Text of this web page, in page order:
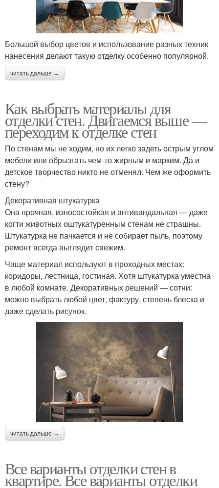
Большой выбор цветов и использование разных техник
нанесения делают такую отделку особенно популярной.
читать дальше →
Как выбрать материалы для
отделки стен. Двигаемся выше —
переходим к отделке стен
По стенам мы не ходим, но их легко задеть острым углом
мебели или обрызгать чем-то жирным и марким. Да и
детское творчество никто не отменял. Чем же оформить
стену?
Декоративная штукатурка
Она прочная, износостойкая и антивандальная — даже
когти животных оштукатуренным стенам не страшны.
Штукатурка не пачкается и не собирает пыль, поэтому
ремонт всегда выглядит свежим.
Чаще материал используют в проходных местах:
коридоры, лестница, гостиная. Хотя штукатурка уместна
в любой комнате. Декоративных решений — сотни:
можно выбрать любой цвет, фактуру, степень блеска и
даже сделать рисунок.
читать дальше →
Все варианты отделки стен в
квартире. Все варианты отделки